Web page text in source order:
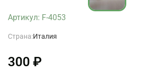
Артикул: F-4053
Страна:Италия
300 ₽